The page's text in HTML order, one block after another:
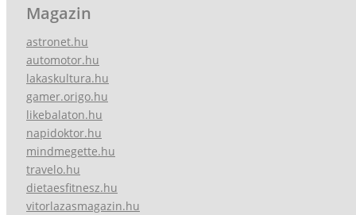
Magazin
astronet.hu
automotor.hu
lakaskultura.hu
gamer.origo.hu
likebalaton.hu
napidoktor.hu
mindmegette.hu
travelo.hu
dietaesfitnesz.hu
vitorlazasmagazin.hu